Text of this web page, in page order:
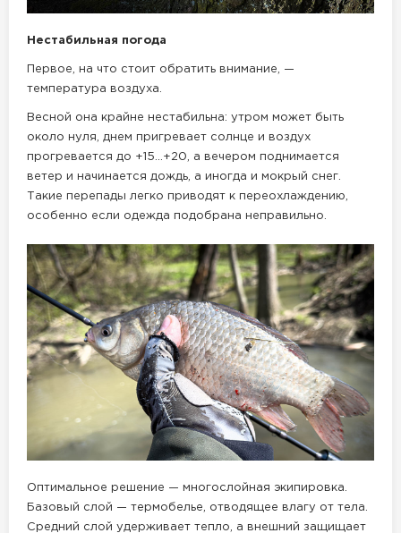
Нестабильная погода
Первое, на что стоит обратить внимание, —
температура воздуха.
Весной она крайне нестабильна: утром может быть
около нуля, днем пригревает солнце и воздух
прогревается до +15…+20, а вечером поднимается
ветер и начинается дождь, а иногда и мокрый снег.
Такие перепады легко приводят к переохлаждению,
особенно если одежда подобрана неправильно.
Оптимальное решение — многослойная экипировка.
Базовый слой — термобелье, отводящее влагу от тела.
Средний слой удерживает тепло, а внешний защищает